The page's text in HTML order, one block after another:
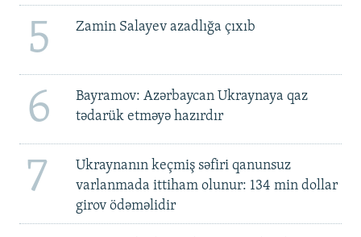
5 Zamin Salayev azadlığa çıxıb
6
Bayramov: Azərbaycan Ukraynaya qaz
tədarük etməyə hazırdır
7
Ukraynanın keçmiş səfiri qanunsuz
varlanmada ittiham olunur: 134 min dollar
girov ödəməlidir